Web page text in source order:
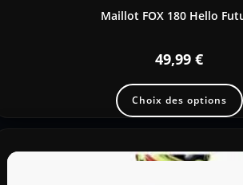
Maillot FOX 180 Hello
49,99 €
Choix des options